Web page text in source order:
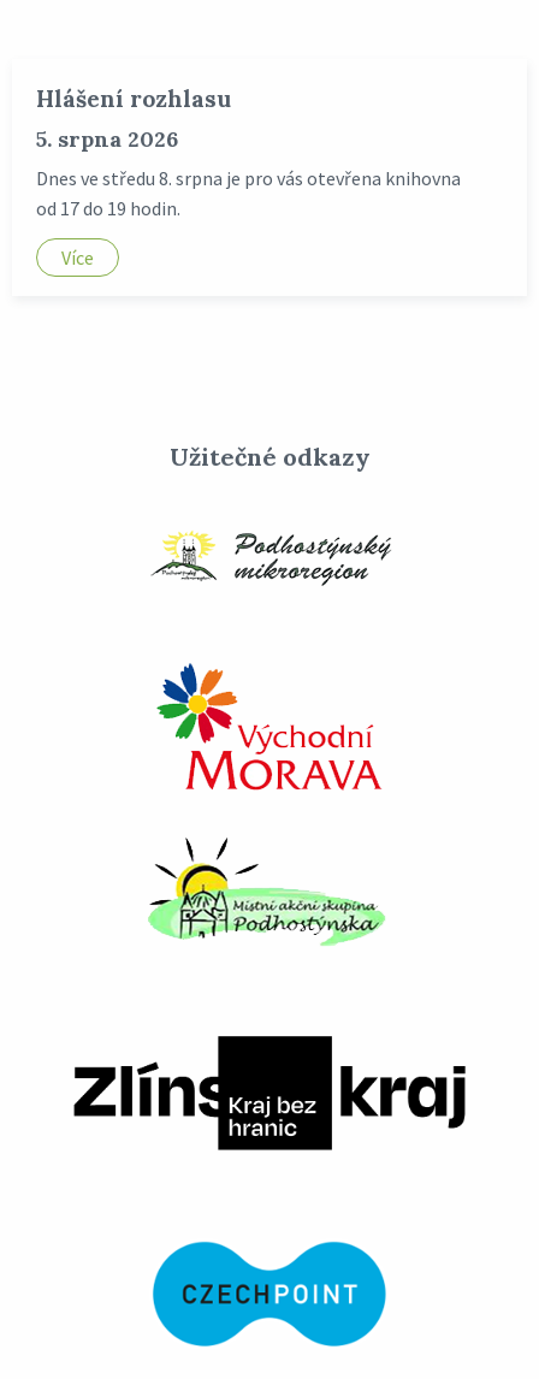
Hlášení rozhlasu
5. srpna 2026
Dnes ve středu 8. srpna je pro vás otevřena knihovna
od 17 do 19 hodin.
Více
Užitečné odkazy